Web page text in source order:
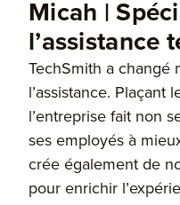
Micah |
l’assistance
TechSmith a changé
l’assistance.
l’entreprise fait non
ses employés à
crée également de
pour enrichir